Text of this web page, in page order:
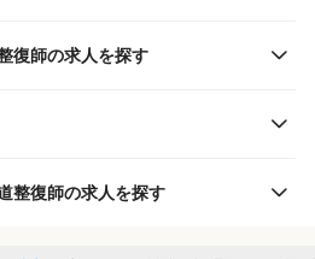
復師の求人を探す
整復師の求人を探す